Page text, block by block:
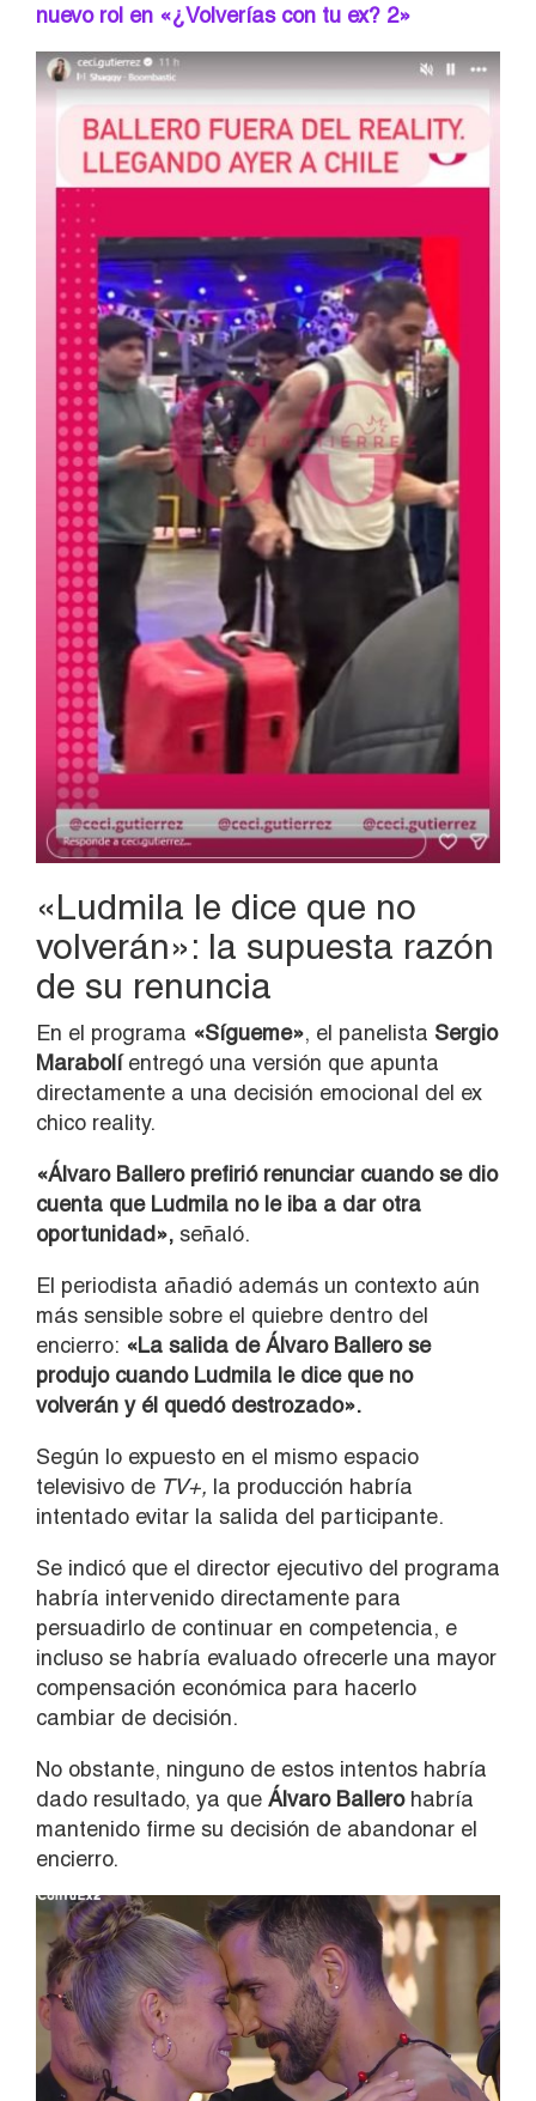
nuevo rol en «¿Volverías con tu ex? 2»
«Ludmila le dice que no
volverán»: la supuesta razón
de su renuncia
En el programa «Sígueme», el panelista Sergio
Marabolíentregó una versión que apunta
directamente a una decisión emocional del ex
chico reality.
«Álvaro Ballero prefirió renunciar cuando se dio
cuenta que Ludmila no le iba a dar otra
oportunidad», señaló.
El periodista añadió además un contexto aún
más sensible sobre el quiebre dentro del
encierro: «La salida de Álvaro Ballero se
produjo cuando Ludmila le dice que no
volverán y él quedó destrozado».
Según lo expuesto en el mismo espacio
televisivo de TV+, la producción habría
intentado evitar la salida del participante.
Se indicó que el director ejecutivo del programa
habría intervenido directamente para
persuadirlo de continuar en competencia, e
incluso se habría evaluado ofrecerle una mayor
compensación económica para hacerlo
cambiar de decisión.
No obstante, ninguno de estos intentos habría
dado resultado, ya que Álvaro Ballerohabría
mantenido firme su decisión de abandonar el
encierro.